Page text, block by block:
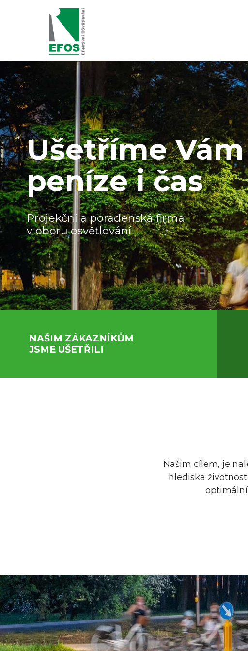
Ušetříme
peníze i čas
Projekční a poradenská firma
v oboru osvětlování
NAŠIM ZÁKAZNÍKŮM
JSME UŠETŘILI
Našim cílem, je
hlediska